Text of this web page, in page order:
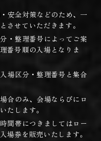
安全対策などのため、一
させていただきます。
・整理番号によってご案
番号順の入場となりま
場区分・整理番号と集合
合のみ、会場ならびにロ
たします。
間帯につきましてはロー
場券を販売いたします。